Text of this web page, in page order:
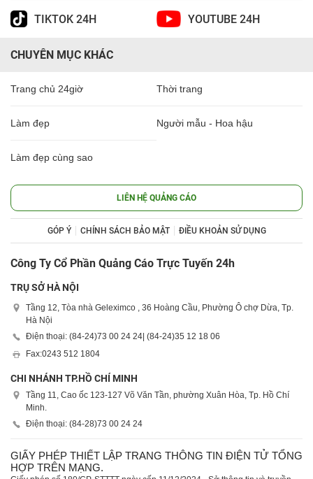
TIKTOK 24H YOUTUBE 24H
CHUYÊN MỤC KHÁC
Trang chủ 24giờ Thời trang
Làm đẹp Người mẫu - Hoa hậu
Làm đẹp cùng sao
LIÊN HỆ QUẢNG CÁO
GÓP Ý CHÍNH SÁCH BẢO MẬT ĐIỀU KHOẢN SỬ DỤNG
Công Ty Cổ Phần Quảng Cáo Trực Tuyến 24h
TRỤ SỞ HÀ NỘI
Tầng 12, Tòa nhà Geleximco , 36 Hoàng Cầu, Phường Ô chợ Dừa, Tp.
Hà Nội
Điện thoại: (84-24)73 00 24 24 | (84-24)35 12 18 06
Fax:0243 512 1804
CHI NHÁNH TP.HỒ CHÍ MINH
Tầng 11, Cao ốc 123-127 Võ Văn Tần, phường Xuân Hòa, Tp. Hồ Chí
Minh.
Điện thoại: (84-28)73 00 24 24
GIẤY PHÉP THIẾT LẬP TRANG THÔNG TIN ĐIỆN TỬ TỔNG
HỢP TRÊN MẠNG.